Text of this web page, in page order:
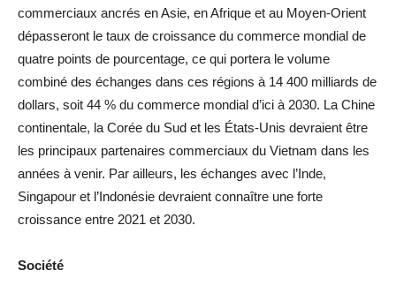
commerciaux ancrés en Asie, en Afrique et au Moyen-Orient
dépasseront le taux de croissance du commerce mondial de
quatre points de pourcentage, ce qui portera le volume
combiné des échanges dans ces régions à 14 400 milliards de
dollars, soit 44 % du commerce mondial d’ici à 2030. La Chine
continentale, la Corée du Sud et les États-Unis devraient être
les principaux partenaires commerciaux du Vietnam dans les
années à venir. Par ailleurs, les échanges avec l’Inde,
Singapour et l’Indonésie devraient connaître une forte
croissance entre 2021 et 2030.
Société